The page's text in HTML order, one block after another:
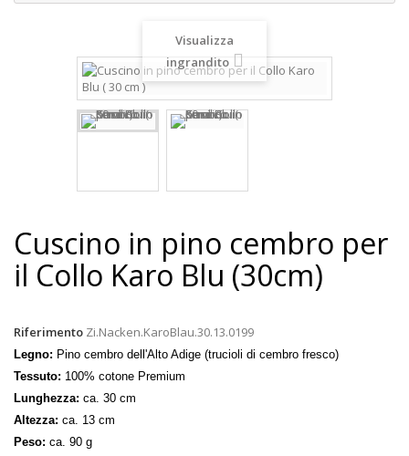
Visualizza
ingrandito
Cuscino in pino cembro per
il Collo Karo Blu (30cm)
Riferimento Zi.Nacken.KaroBlau.30.13.0199
Legno: Pino cembro dell'Alto Adige (trucioli di cembro fresco)
Tessuto: 100% cotone Premium
Lunghezza: ca. 30 cm
Altezza: ca. 13 cm
Peso: ca. 90 g